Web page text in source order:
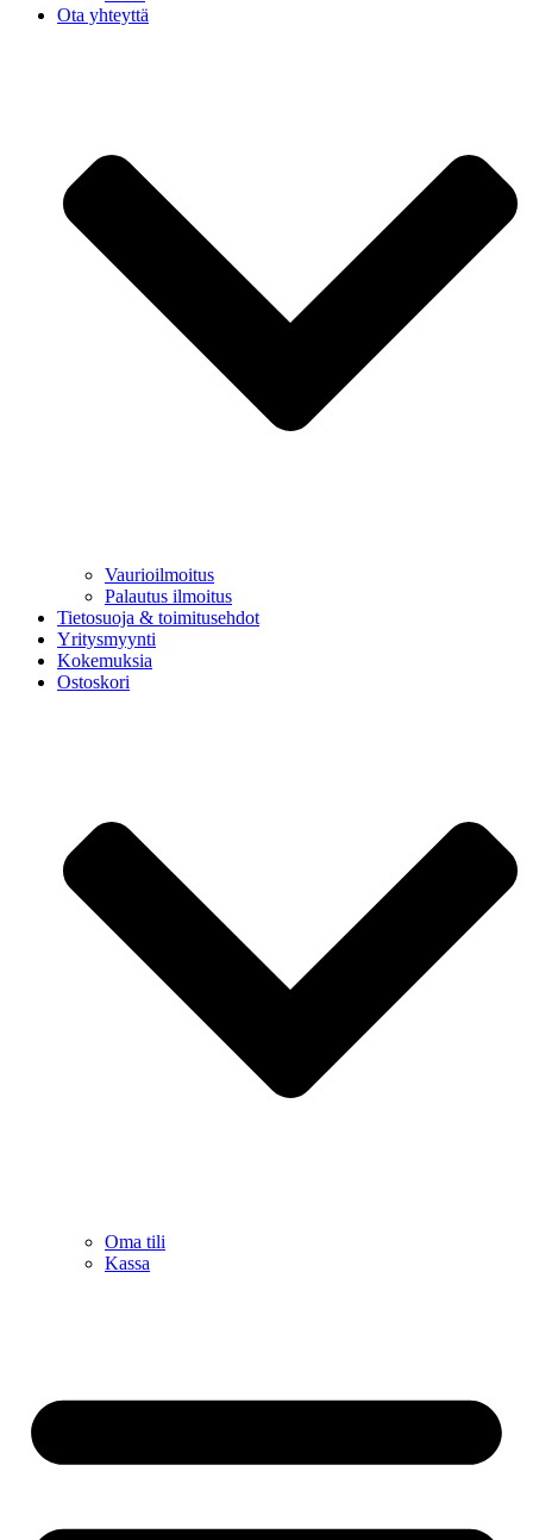
Ota yhteyttä
Vaurioilmoitus
Palautus ilmoitus
Tietosuoja & toimitusehdot
Yritysmyynti
Kokemuksia
Ostoskori
Oma tili
Kassa